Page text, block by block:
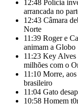
12:48 Polícia
arrancada no
12:43 Câmara
Norte
11:39 Roger e
animam a Globo
11:23 Key Alves
milhões com o
11:10 Morre,
brasileiro
11:04 Gato
10:58 Homem